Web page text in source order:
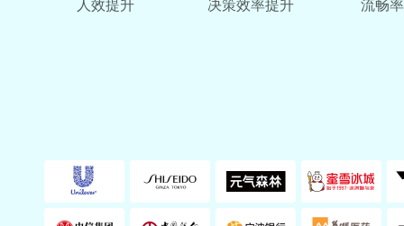
人效提升 决策效率提升 流畅